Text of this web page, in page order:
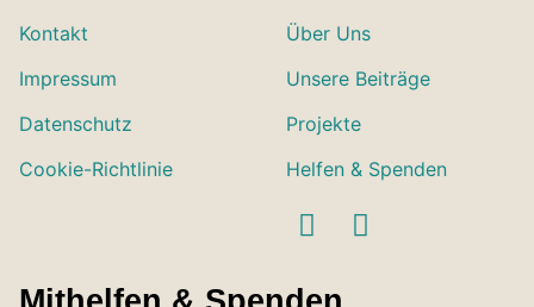
Kontakt
Impressum
Datenschutz
Cookie-Richtlinie
Über Uns
Unsere Beiträge
Projekte
Helfen & Spenden